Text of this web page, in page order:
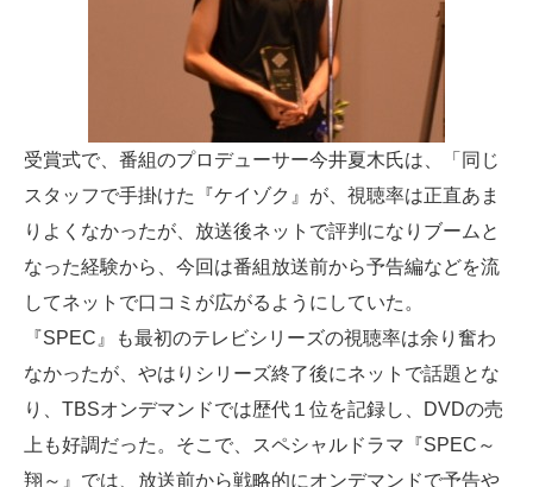
受賞式で、番組のプロデューサー今井夏木氏は、「同じ
スタッフで手掛けた『ケイゾク』が、視聴率は正直あま
りよくなかったが、放送後ネットで評判になりブームと
なった経験から、今回は番組放送前から予告編などを流
してネットで口コミが広がるようにしていた。
『SPEC』も最初のテレビシリーズの視聴率は余り奮わ
なかったが、やはりシリーズ終了後にネットで話題とな
り、TBSオンデマンドでは歴代１位を記録し、DVDの売
上も好調だった。そこで、スペシャルドラマ『SPEC～
翔～』では、放送前から戦略的にオンデマンドで予告や